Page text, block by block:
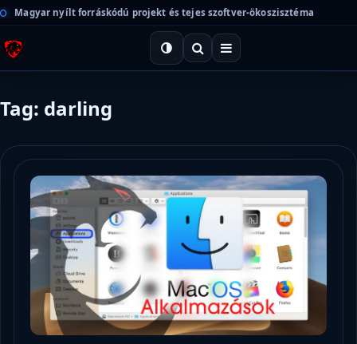
Magyar nyílt forráskódú projekt és tejes szoftver-ökoszisztéma
Tag: darling